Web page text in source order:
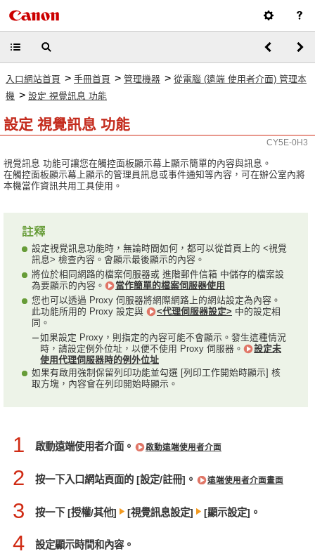
入口網站首頁 > 手冊首頁 > 管理機器 > 從電腦 (遠端 使用者介面) 管理本
機 > 設定 視覺訊息 功能
設定 視覺訊息 功能
CY5E-0H3
視覺訊息 功能可讓您在觸控面板顯示幕上顯示簡單的內容與訊息。
在觸控面板顯示幕上顯示的管理員訊息或事件通知等內容，可在辦公室內將
本機當作資訊共用工具使用。
設定視覺訊息功能時，無論時間如何，都可以從首頁上的 <視覺
訊息> 檢查內容。會顯示最後顯示的內容。
將位於相同網路的檔案伺服器或 進階郵件信箱 中儲存的檔案設
為要顯示的內容。
當作簡單的檔案伺服器使用
您也可以透過 Proxy 伺服器將網際網路上的網站設定為內容。
此功能所用的 Proxy 設定與
<代理伺服器設定> 中的設定相
同。
如果設定 Proxy，則指定的內容可能不會顯示。發生這種情況
時，請設定例外位址，以便不使用 Proxy 伺服器。
設定未
使用代理伺服器時的例外位址
如果有啟用強制保留列印功能並勾選 [列印工作開始時顯示] 核
取方塊，內容會在列印開始時顯示。
1 啟動遠端使用者介面。 啟動遠端使用者介面
2 按一下入口網站頁面的 [設定/註冊]。 遠端使用者介面畫面
3 按一下 [授權/其他] [視覺訊息設定] [顯示設定]。
4 設定顯示時間和內容。